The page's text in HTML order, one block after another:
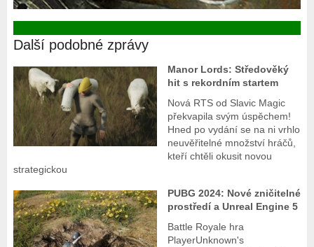
Další podobné zprávy
Manor Lords: Středověký
hit s rekordním startem
Nová RTS od Slavic Magic
překvapila svým úspěchem!
Hned po vydání se na ni vrhlo
neuvěřitelné množství hráčů,
kteří chtěli okusit novou
strategickou
PUBG 2024: Nové zničitelné
prostředí a Unreal Engine 5
Battle Royale hra
PlayerUnknown's